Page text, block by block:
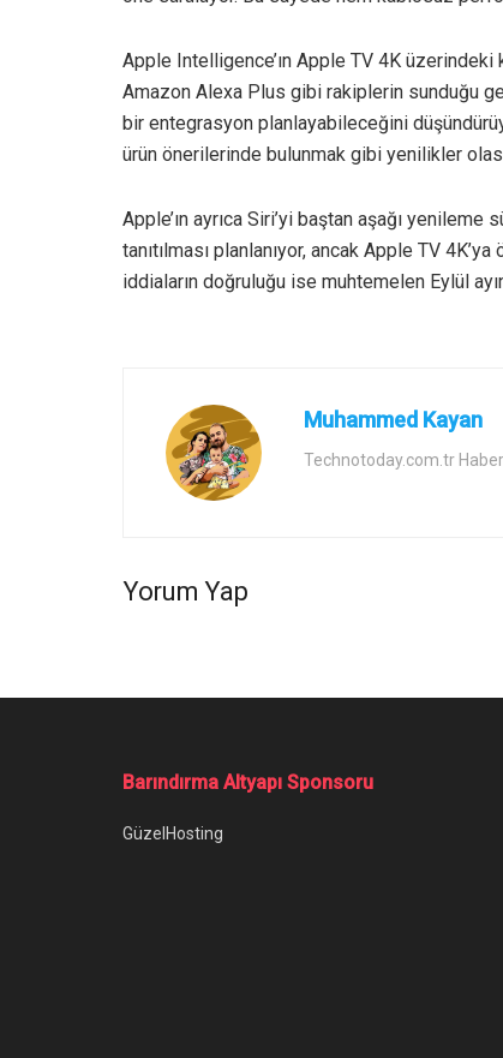
Apple Intelligence’ın Apple TV 4K
Amazon Alexa Plus gibi rakiplerin sunduğu
bir entegrasyon planlayabileceğini
ürün önerilerinde bulunmak gibi yenilikler
Apple’ın ayrıca Siri’yi baştan aşağı
tanıtılması planlanıyor, ancak Apple TV
iddiaların doğruluğu ise muhtemelen Eylül
Muhammed Kayan
Technotoday.com.tr
Yorum Yap
Ana Sayfa/Google, Küçük Ama Güçlü Gemma Açık
Google,
Zeka Modelini